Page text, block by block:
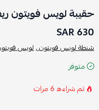
حقيبة لويس فويتون
630 SAR
شنطة لويس فويتون ,لويس
متوفر
تم شراءه6مرات